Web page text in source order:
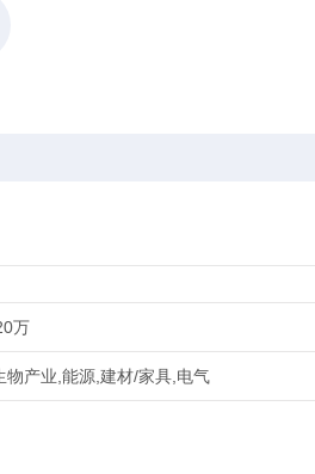
万
物产业,能源,建材/家具,电气